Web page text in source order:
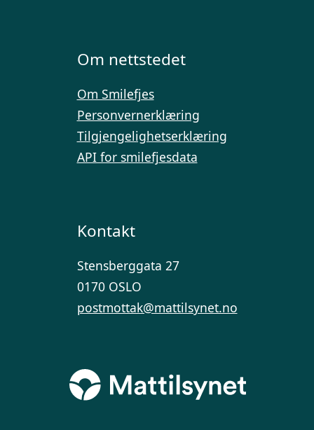
Om nettstedet
Om Smilefjes
Personvernerklæring
Tilgjengelighetserklæring
API for smilefjesdata
Kontakt
Stensberggata 27
0170 OSLO
postmottak@mattilsynet.no